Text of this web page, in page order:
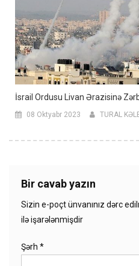
İsrail Ordusu Livan Ərazisinə
08 Oktyabr 2023 TURAL
Bir cavab yazın
Sizin e-poçt ünvanınız dərc
ilə işarələnmişdir
Şərh *